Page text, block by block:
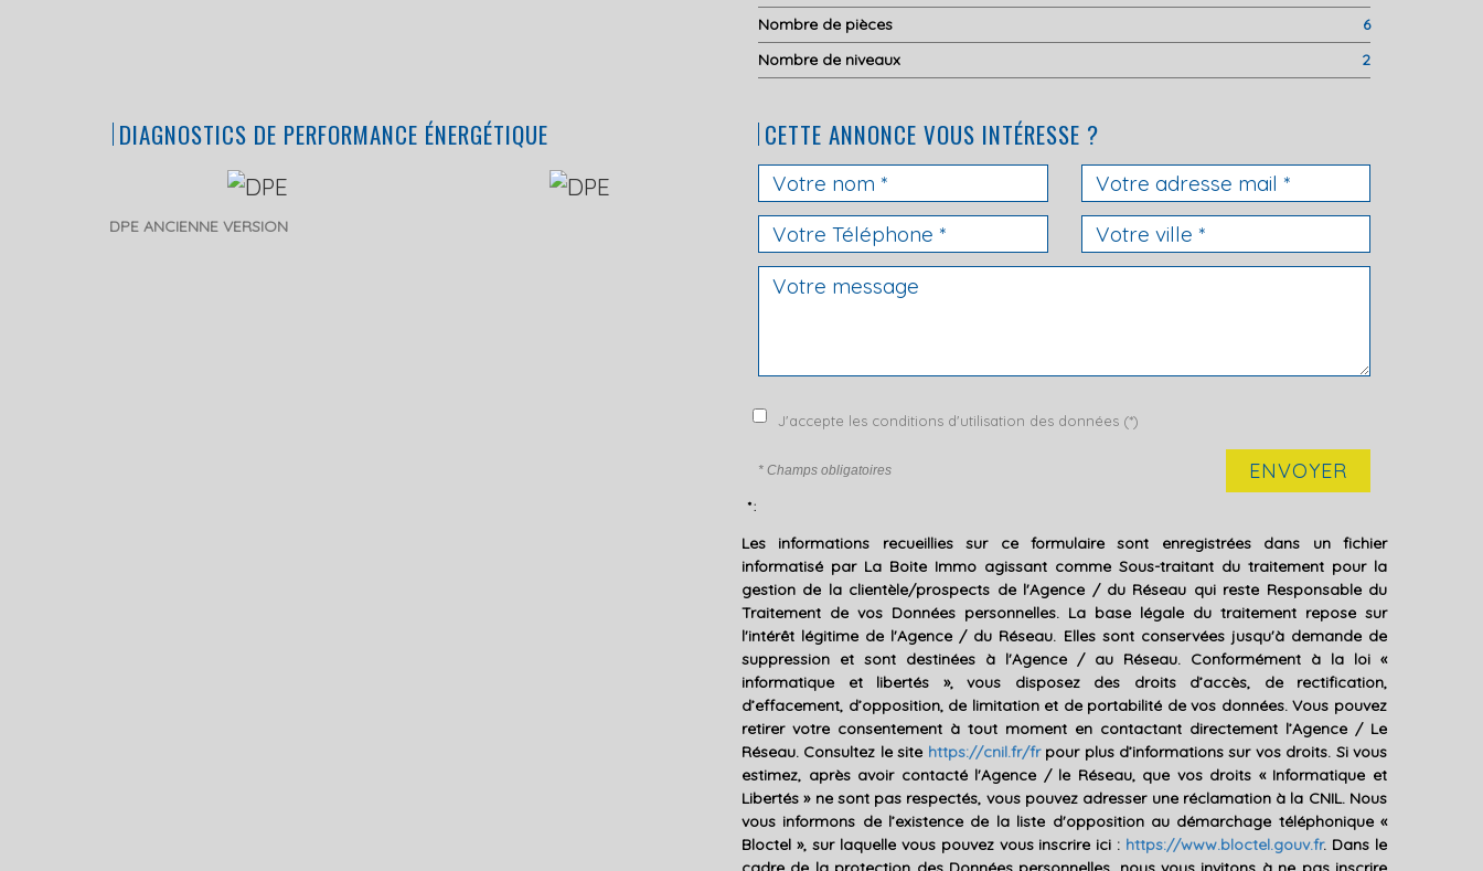
Nombre de pièces
6
Nombre de niveaux
2
DIAGNOSTICS DE PERFORMANCE ÉNERGÉTIQUE
DPE ANCIENNE VERSION
CETTE ANNONCE VOUS INTÉRESSE ?
J'accepte les conditions d'utilisation des données (*)
* Champs obligatoires ENVOYER
* :
Les informations recueillies sur ce formulaire sont enregistrées dans un fichier
informatisé par La Boite Immo agissant comme Sous-traitant du traitement pour la
gestion de la clientèle/prospects de l'Agence / du Réseau qui reste Responsable du
Traitement de vos Données personnelles. La base légale du traitement repose sur
l'intérêt légitime de l'Agence / du Réseau. Elles sont conservées jusqu'à demande de
suppression et sont destinées à l'Agence / au Réseau. Conformément à la loi «
informatique et libertés », vous disposez des droits d’accès, de rectification,
d’effacement, d’opposition, de limitation et de portabilité de vos données. Vous pouvez
retirer votre consentement à tout moment en contactant directement l’Agence / Le
Réseau. Consultez le site https://cnil.fr/frpour plus d’informations sur vos droits. Si vous
estimez, après avoir contacté l'Agence / le Réseau, que vos droits « Informatique et
Libertés » ne sont pas respectés, vous pouvez adresser une réclamation à la CNIL. Nous
vous informons de l’existence de la liste d'opposition au démarchage téléphonique «
Bloctel », sur laquelle vous pouvez vous inscrire ici : https://www.bloctel.gouv.fr. Dans le